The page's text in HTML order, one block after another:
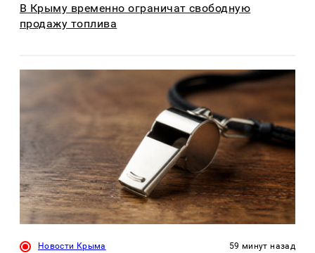
В Крыму временно ограничат свободную
продажу топлива
Новости Крыма 59 минут назад